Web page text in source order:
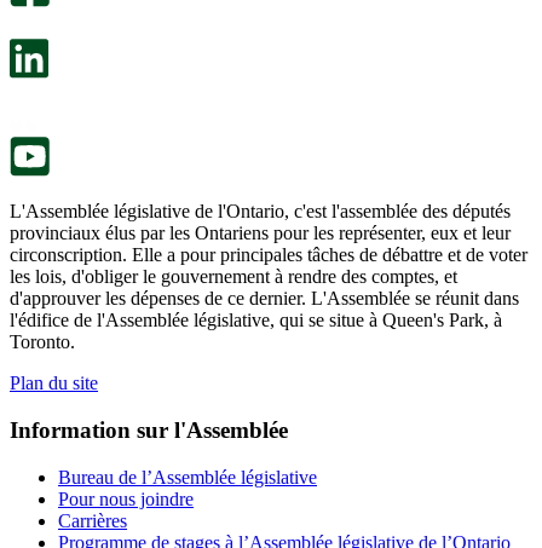
L'Assemblée législative de l'Ontario, c'est l'assemblée des députés
provinciaux élus par les Ontariens pour les représenter, eux et leur
circonscription. Elle a pour principales tâches de débattre et de voter
les lois, d'obliger le gouvernement à rendre des comptes, et
d'approuver les dépenses de ce dernier. L'Assemblée se réunit dans
l'édifice de l'Assemblée législative, qui se situe à Queen's Park, à
Toronto.
Plan du site
Information sur l'Assemblée
Bureau de l’Assemblée législative
Pour nous joindre
Carrières
Programme de stages à l’Assemblée législative de l’Ontario